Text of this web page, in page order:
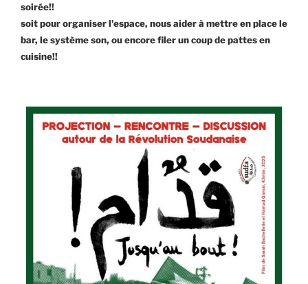
soirée!!
soit pour organiser l'espace, nous aider à mettre en place le
bar, le système son, ou encore filer un coup de pattes en
cuisine!!